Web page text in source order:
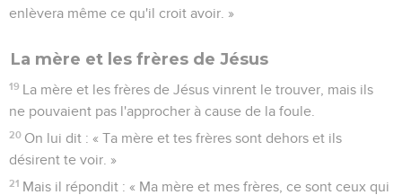
enlèvera même ce qu'il croit avoir. »
La mère et les frères de Jésus
19 La mère et les frères de Jésus vinrent le trouver, mais ils
ne pouvaient pas l'approcher à cause de la foule.
20 On lui dit : « Ta mère et tes frères sont dehors et ils
désirent te voir. »
21 Mais il répondit : « Ma mère et mes frères, ce sont ceux qui